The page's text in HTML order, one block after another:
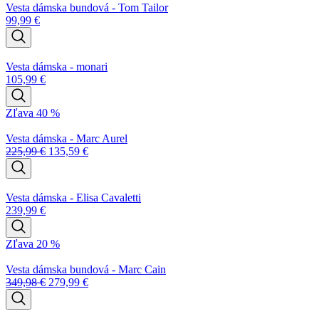
Vesta dámska bundová - Tom Tailor
99,99 €
Vesta dámska - monari
105,99 €
Zľava 40 %
Vesta dámska - Marc Aurel
225,99€ 135,59 €
Vesta dámska - Elisa Cavaletti
239,99 €
Zľava 20 %
Vesta dámska bundová - Marc Cain
349,98€ 279,99 €